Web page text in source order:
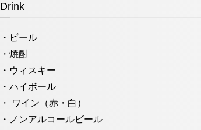
Drink
・ビール
・焼酎
・ウィスキー
・ハイボール
・ ワイン（赤・⽩）
・ノンアルコールビール